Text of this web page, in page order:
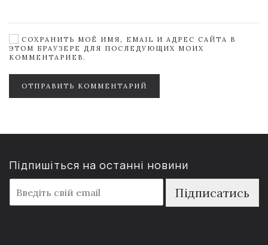
СОХРАНИТЬ МОЁ ИМЯ, EMAIL И АДРЕС САЙТА В
ЭТОМ БРАУЗЕРЕ ДЛЯ ПОСЛЕДУЮЩИХ МОИХ
КОММЕНТАРИЕВ.
ОТПРАВИТЬ КОММЕНТАРИЙ
Підпишіться на останні новини
m
a
Підписатись